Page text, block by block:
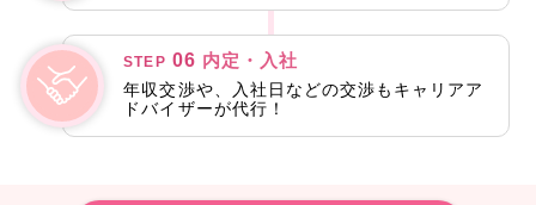
STEP 06 内定・入社
年収交渉や、入社日などの交渉もキャリアア
ドバイザーが代行！